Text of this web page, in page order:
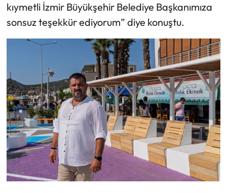
kıymetli İzmir Büyükşehir Belediye Başkanımıza
sonsuz teşekkür ediyorum” diye konuştu.